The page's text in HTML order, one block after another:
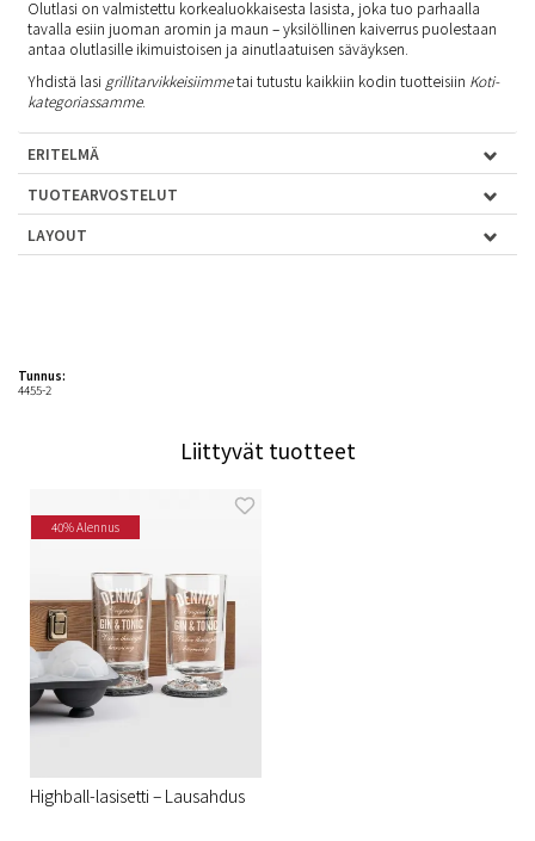
Olutlasi on valmistettu korkealuokkaisesta lasista, joka tuo parhaalla
tavalla esiin juoman aromin ja maun – yksilöllinen kaiverrus puolestaan
antaa olutlasille ikimuistoisen ja ainutlaatuisen säväyksen.
Yhdistä lasi grillitarvikkeisiimmetai tutustu kaikkiin kodin tuotteisiin Koti-
kategoriassamme.
ERITELMÄ
TUOTEARVOSTELUT
LAYOUT
Tunnus:
4455-2
Liittyvät tuotteet
40% Alennus
Highball-lasisetti – Lausahdus